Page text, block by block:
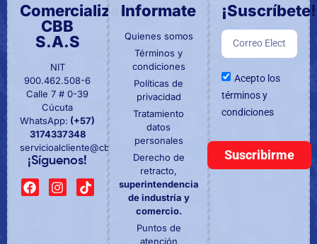
Comercializadora
CBB
S.A.S
NIT
900.462.508-6
Calle 7 # 0-39
Cúcuta
WhatsApp: (+57)
3174337348
servicioalcliente@cbb.com.co
¡Síguenos!
Informate
Quienes somos
Términos y
condiciones
Políticas de
privacidad
Tratamiento
datos
personales
Derecho de
retracto,
superintendencia
de industría y
comercio.
Puntos de
atención
¡Suscríbete!
Acepto los
términos y
condiciones
Suscribirme